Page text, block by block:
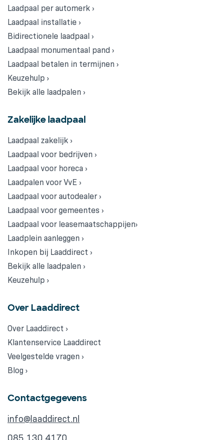
Laadpaal per automerk ›
Laadpaal installatie ›
Bidirectionele laadpaal ›
Laadpaal monumentaal pand ›
Laadpaal betalen in termijnen ›
Keuzehulp ›
Bekijk alle laadpalen ›
Zakelijke laadpaal
Laadpaal zakelijk ›
Laadpaal voor bedrijven ›
Laadpaal voor horeca ›
Laadpalen voor VvE ›
Laadpaal voor autodealer ›
Laadpaal voor gemeentes ›
Laadpaal voor leasemaatschappijen›
Laadplein aanleggen ›
Inkopen bij Laaddirect ›
Bekijk alle laadpalen ›
Keuzehulp ›
Over Laaddirect
Over Laaddirect ›
Klantenservice Laaddirect
Veelgestelde vragen ›
Blog ›
Contactgegevens
info@laaddirect.nl